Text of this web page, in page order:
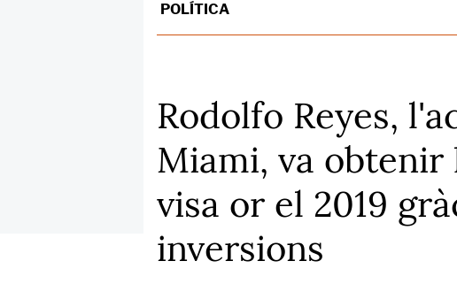
POLÍTICA
Rodolfo Reyes,
Miami, va obtenir
visa or el 2019
inversions